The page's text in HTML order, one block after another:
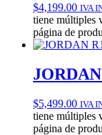
$4,199.00 IVA
tiene múltiples
página de
$5,499.00 IVA
tiene múltiples
página de